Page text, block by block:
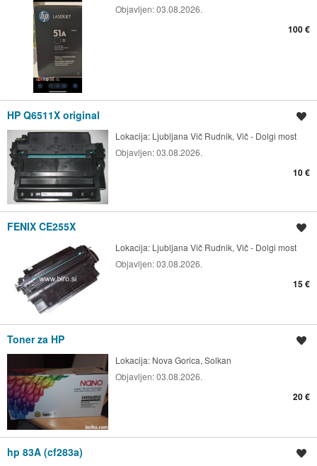
Objavljen:03.08.2026.
100 €
HP Q6511X original
Lokacija: Ljubljana Vič Rudnik, Vič - Dolgi most
Objavljen:03.08.2026.
10 €
FENIX CE255X
Lokacija: Ljubljana Vič Rudnik, Vič - Dolgi most
Objavljen:03.08.2026.
15 €
Toner za HP
Lokacija: Nova Gorica, Solkan
Objavljen:03.08.2026.
20 €
hp 83A (cf283a)